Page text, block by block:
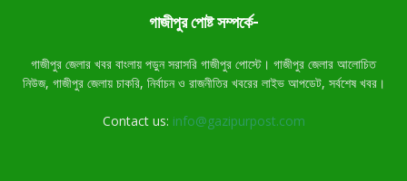
গাজীপুর পোষ্ট সম্পর্কে-
গাজীপুর জেলার খবর বাংলায় পড়ুন সরাসরি গাজীপুর পোস্টে। গাজীপুর জেলার আলোচিত
নিউজ, গাজীপুর জেলায় চাকরি, নির্বাচন ও রাজনীতির খবরের লাইভ আপডেট, সর্বশেষ খবর।
Contact us: info@gazipurpost.com